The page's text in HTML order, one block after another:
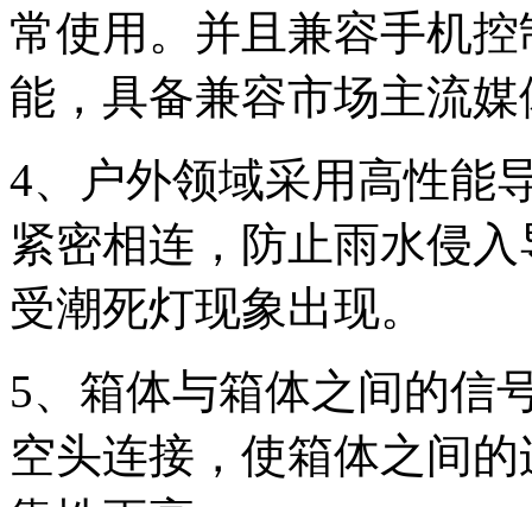
常使用。并且兼容手机
能，具备兼容市场主流
4、户外领域采用高性能
紧密相连，防止雨水侵
受潮死灯现象出现。
5、箱体与箱体之间的信
空头连接，使箱体之间